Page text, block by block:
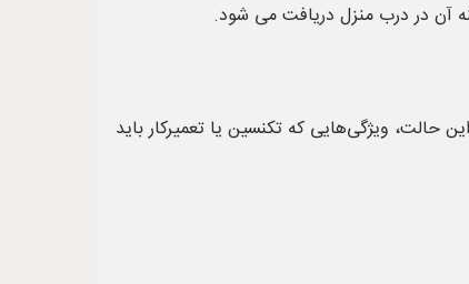
آن در درب منزل دریافت می شود.
حالت، ویژگی‌هایی که تکنسین یا تعمیرکار باید